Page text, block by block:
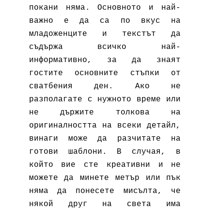
покани няма. Основното и най-
важно е да са по вкус на
младоженците и текстът да
съдържа всичко най-
информативно, за да знаят
гостите основните стъпки от
сватбения ден. Ако не
разполагате с нужното време или
не държите толкова на
оригиналността на всеки детайл,
винаги може да разчитате на
готови шаблони. В случая, в
който вие сте креативни и не
можете да минете метър или пък
няма да понесете мисълта, че
някой друг на света има